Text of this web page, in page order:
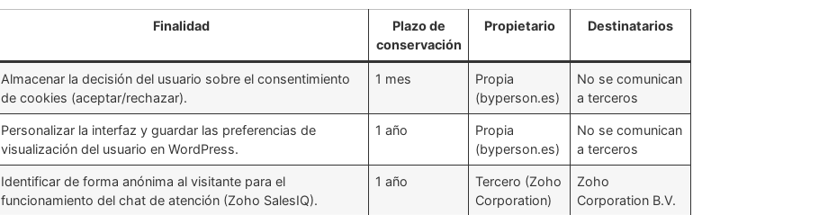
Finalidad
Plazo de
conservación
Propietario Destinatarios
Almacenar la decisión del usuario sobre el consentimiento
de cookies (aceptar/rechazar).
1 mes
Propia
(byperson.es)
No se comunican
a terceros
Personalizar la interfaz y guardar las preferencias de
visualización del usuario en WordPress.
1 año
Propia
(byperson.es)
No se comunican
a terceros
Identificar de forma anónima al visitante para el
funcionamiento del chat de atención (Zoho SalesIQ).
1 año
Tercero (Zoho
Corporation)
Zoho
Corporation B.V.